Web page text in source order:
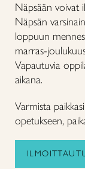
Näpsään voivat
Näpsän
loppuun
marras-
Vapautuvia
aikana.
Varmista
opetukseen,